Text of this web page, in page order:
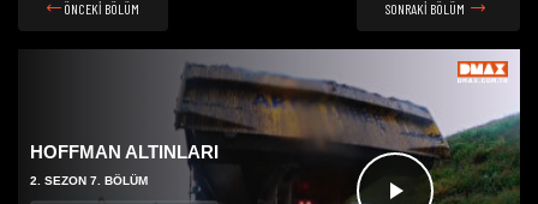
ÖNCEKİ BÖLÜM SONRAKİ BÖLÜM
HOFFMAN ALTINLARI
2. SEZON 7. BÖLÜM